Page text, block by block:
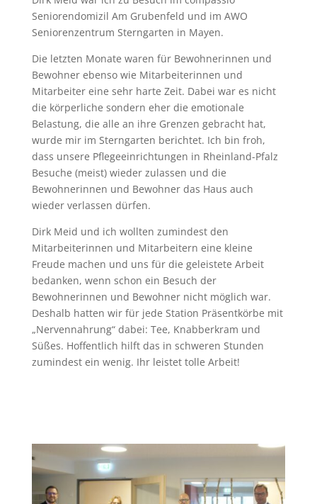
Seniorendomizil Am Grubenfeld und im AWO
Seniorenzentrum Sterngarten in Mayen.
Die letzten Monate waren für Bewohnerinnen und
Bewohner ebenso wie Mitarbeiterinnen und
Mitarbeiter eine sehr harte Zeit. Dabei war es nicht
die körperliche sondern eher die emotionale
Belastung, die alle an ihre Grenzen gebracht hat,
wurde mir im Sterngarten berichtet. Ich bin froh,
dass unsere Pflegeeinrichtungen in Rheinland-Pfalz
Besuche (meist) wieder zulassen und die
Bewohnerinnen und Bewohner das Haus auch
wieder verlassen dürfen.
Dirk Meid und ich wollten zumindest den
Mitarbeiterinnen und Mitarbeitern eine kleine
Freude machen und uns für die geleistete Arbeit
bedanken, wenn schon ein Besuch der
Bewohnerinnen und Bewohner nicht möglich war.
Deshalb hatten wir für jede Station Präsentkörbe mit
„Nervennahrung“ dabei: Tee, Knabberkram und
Süßes. Hoffentlich hilft das in schweren Stunden
zumindest ein wenig. Ihr leistet tolle Arbeit!